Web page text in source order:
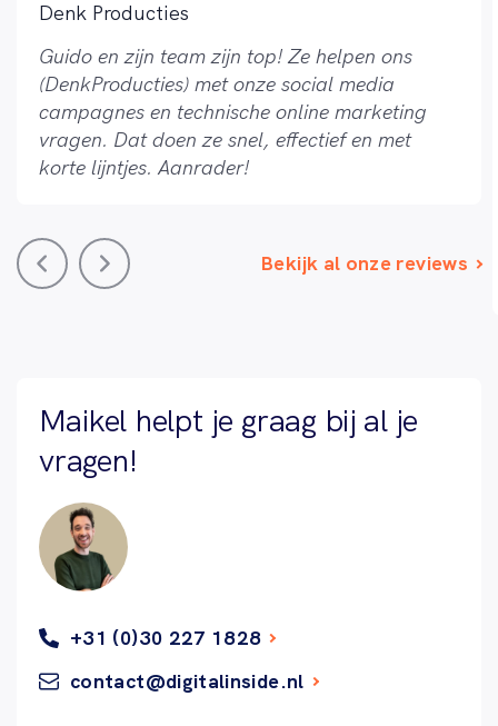
Denk Producties
Guido en zijn team zijn top! Ze helpen ons
(DenkProducties) met onze social media
campagnes en technische online marketing
vragen. Dat doen ze snel, effectief en met
korte lijntjes. Aanrader!
Bekijk al onze reviews
Maikel helpt je graag bij al je
vragen!
+31 (0)30 227 1828
contact@digitalinside.nl